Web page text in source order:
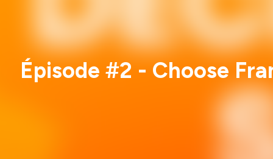
Épisode #2 - Choose